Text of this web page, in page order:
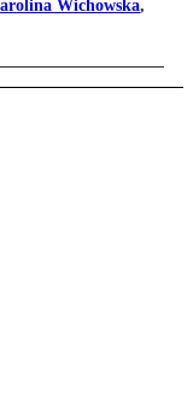
Wichowska,